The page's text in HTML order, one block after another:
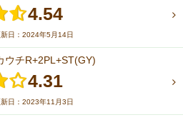
4.54
日：2024年5月14日
ウチR+2PL+ST(GY)
4.31
日：2023年11月3日